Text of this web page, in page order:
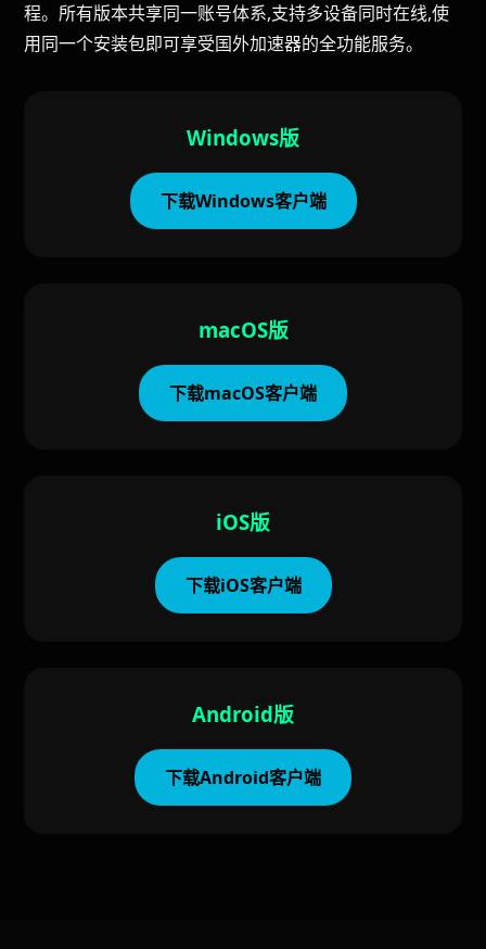
程。所有版本共享同一账号体系,支持多设备同时在线,使
用同一个安装包即可享受国外加速器的全功能服务。
Windows版
下载Windows客户端
macOS版
下载macOS客户端
iOS版
下载iOS客户端
Android版
下载Android客户端